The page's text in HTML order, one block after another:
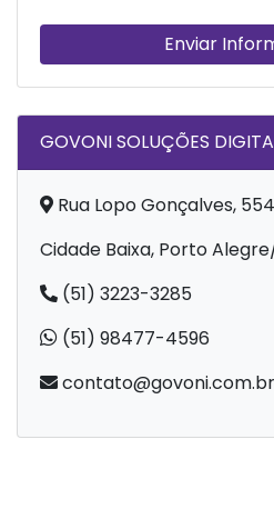
Enviar
GOVONI SOLUÇÕES
Rua Lopo Gonçalves, 554
Cidade Baixa, Porto
(51) 3223-3285
(51) 98477-4596
contato@govoni.com.br